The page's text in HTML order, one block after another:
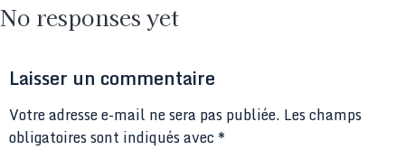
No responses yet
Laisser un commentaire
Votre adresse e-mail ne sera pas publiée. Les champs
obligatoires sont indiqués avec *